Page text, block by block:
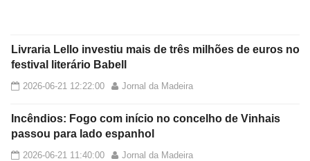
Livraria Lello investiu mais de três milhões de euros no
festival literário Babell
2026-06-21 12:22:00 Jornal da Madeira
Incêndios: Fogo com início no concelho de Vinhais
passou para lado espanhol
2026-06-21 11:40:00 Jornal da Madeira